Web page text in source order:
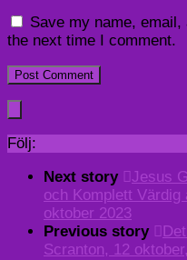
Save my name,
the next time I comment.
Följ:
Next story
Jesus
och Komplett
oktober 2023
Previous story
Scranton, 12